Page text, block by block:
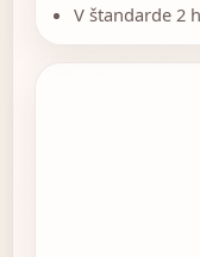
V štandarde 2